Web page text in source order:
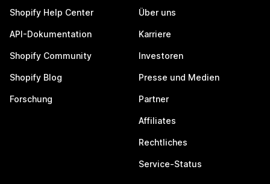
Shopify Help Center
API-Dokumentation
Shopify Community
Shopify Blog
Forschung
Über uns
Karriere
Investoren
Presse und Medien
Partner
Affiliates
Rechtliches
Service-Status